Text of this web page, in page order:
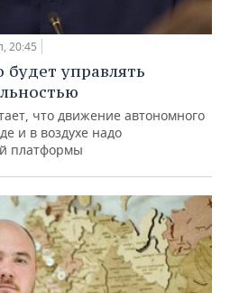
20:45
управлять
что движение автономного
и в воздухе надо
платформы